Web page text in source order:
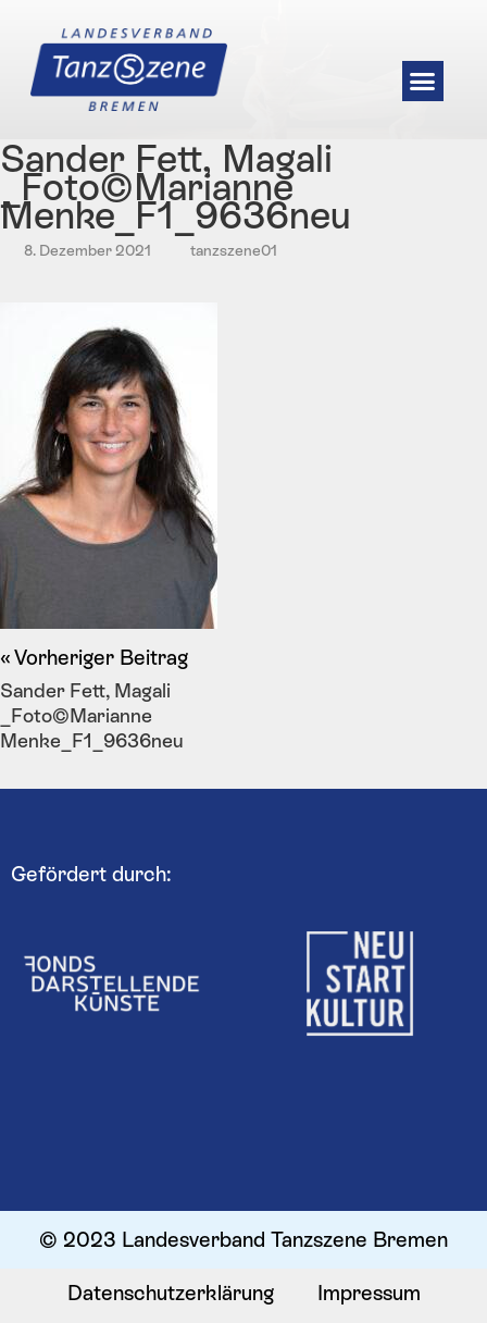
Sander Fett, Magali
_Foto©Marianne
Menke_F1_9636neu
8. Dezember 2021 tanzszene01
Vorheriger Beitrag
Sander Fett, Magali
_Foto©Marianne
Menke_F1_9636neu
Gefördert durch:
© 2023 Landesverband Tanzszene Bremen
Datenschutzerklärung Impressum